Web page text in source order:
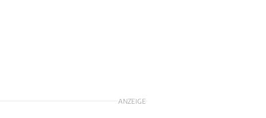
ANZEIGE